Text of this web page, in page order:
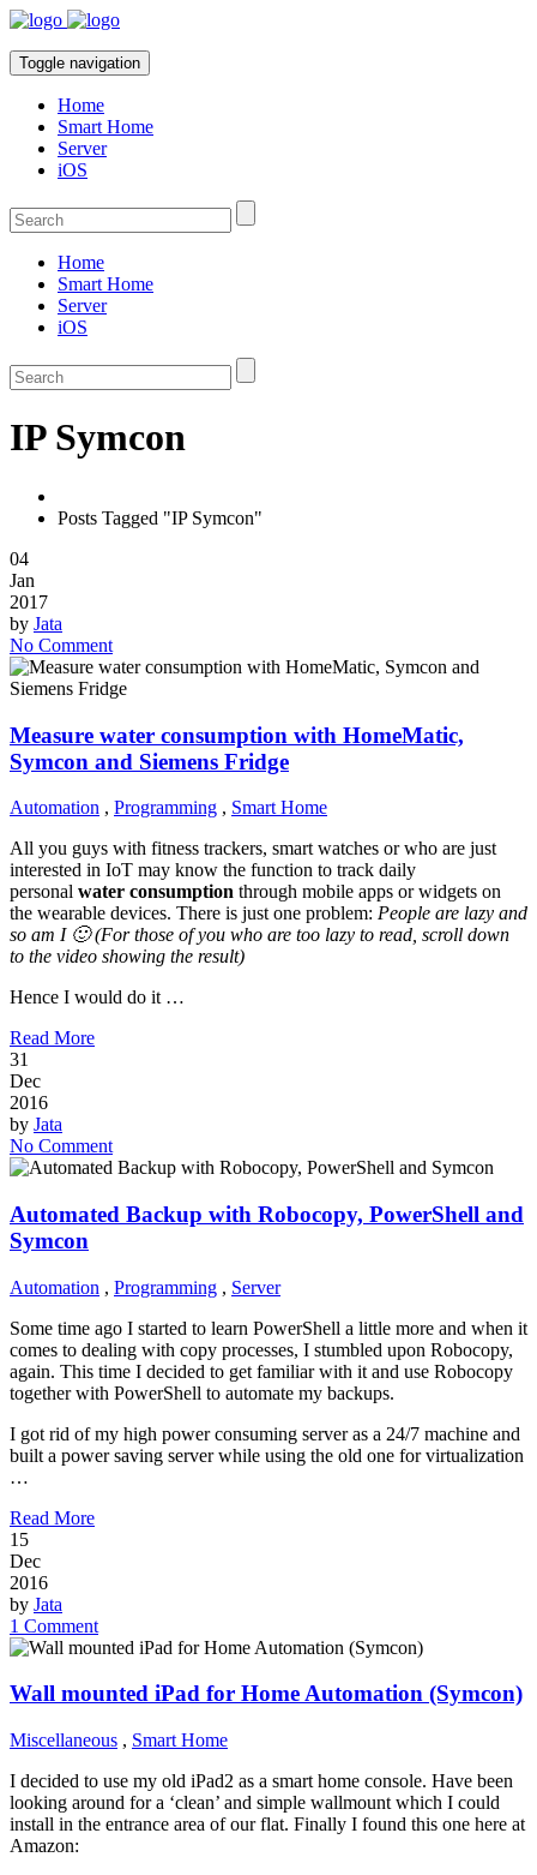
Toggle navigation
Home
Smart Home
Server
iOS
Home
Smart Home
Server
iOS
IP Symcon
Posts Tagged "IP Symcon"
04
Jan
2017
by Jata
No Comment
Measure water consumption with HomeMatic,
Symcon and Siemens Fridge
Automation , Programming , Smart Home
All you guys with fitness trackers, smart watches or who are just
interested in IoT may know the function to track daily
personal water consumption through mobile apps or widgets on
the wearable devices. There is just one problem: People are lazy and
so am I 🙂 (For those of you who are too lazy to read, scroll down
to the video showing the result)
Hence I would do it …
Read More
31
Dec
2016
by Jata
No Comment
Automated Backup with Robocopy, PowerShell and
Symcon
Automation , Programming , Server
Some time ago I started to learn PowerShell a little more and when it
comes to dealing with copy processes, I stumbled upon Robocopy,
again. This time I decided to get familiar with it and use Robocopy
together with PowerShell to automate my backups.
I got rid of my high power consuming server as a 24/7 machine and
built a power saving server while using the old one for virtualization
…
Read More
15
Dec
2016
by Jata
1 Comment
Wall mounted iPad for Home Automation (Symcon)
Miscellaneous , Smart Home
I decided to use my old iPad2 as a smart home console. Have been
looking around for a ‘clean’ and simple wallmount which I could
install in the entrance area of our flat. Finally I found this one here at
Amazon: